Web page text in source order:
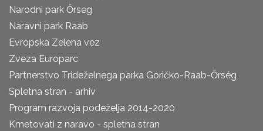
Narodni park Őrseg
Naravni park Raab
Evropska Zelena vez
Zveza Europarc
Partnerstvo Trideželnega parka Goričko-Raab-Őrség
Spletna stran - arhiv
Program razvoja podeželja 2014-2020
Kmetovati z naravo - spletna stran